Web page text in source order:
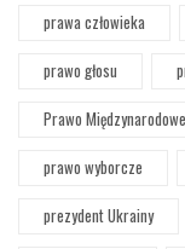
prawa człowieka
prawo głosu
Prawo Międzynarodowe
prawo wyborcze
prezydent Ukrainy